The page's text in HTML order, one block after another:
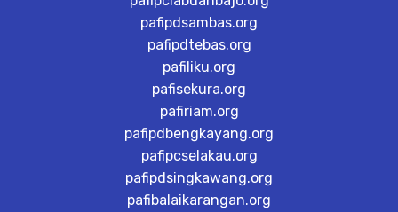
pafipdsambas.org
pafipdtebas.org
pafiliku.org
pafisekura.org
pafiriam.org
pafipdbengkayang.org
pafipcselakau.org
pafipdsingkawang.org
pafibalaikarangan.org